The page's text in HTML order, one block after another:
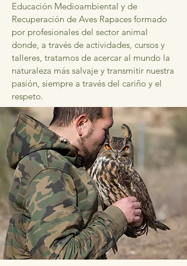
Educación Medioambiental y de
Recuperación de Aves Rapaces formado
por profesionales del sector animal
donde, a través de actividades, cursos y
talleres, tratamos de acercar al mundo la
naturaleza más salvaje y transmitir nuestra
pasión, siempre a través del cariño y el
respeto.